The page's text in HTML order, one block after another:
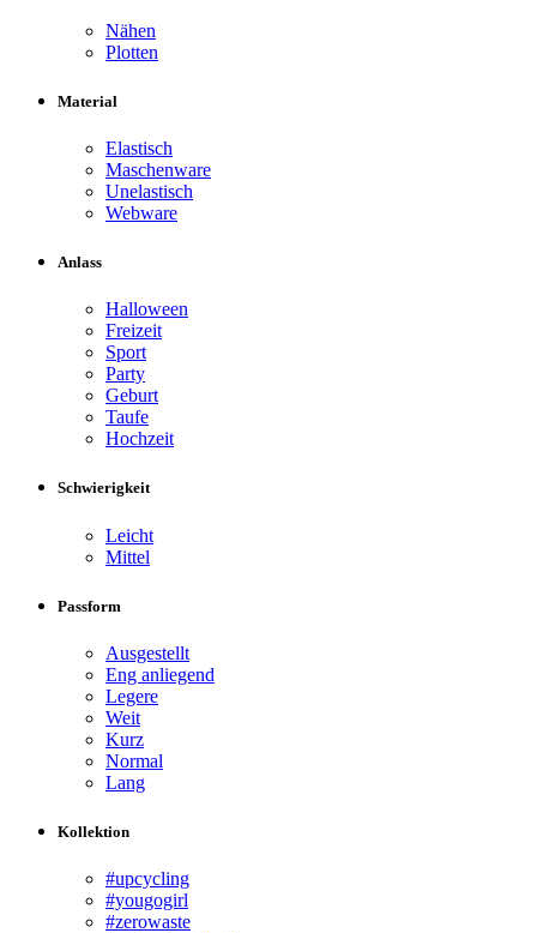
Nähen
Plotten
Material
Elastisch
Maschenware
Unelastisch
Webware
Anlass
Halloween
Freizeit
Sport
Party
Geburt
Taufe
Hochzeit
Schwierigkeit
Leicht
Mittel
Passform
Ausgestellt
Eng anliegend
Legere
Weit
Kurz
Normal
Lang
Kollektion
#upcycling
#yougogirl
#zerowaste